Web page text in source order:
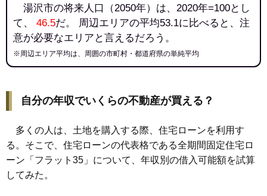
湯沢市の将来人口（2050年）は、2020年=100とし
て、 46.5だ。 周辺エリアの平均53.1に比べると、注
意が必要なエリアと言えるだろう。
※周辺エリア平均は、周囲の市町村・都道府県の単純平均
自分の年収でいくらの不動産が買える？
多くの人は、土地を購入する際、住宅ローンを利用す
る。そこで、住宅ローンの代表格である全期間固定住宅ロ
ーン「フラット35」について、年収別の借入可能額を試算
してみた。